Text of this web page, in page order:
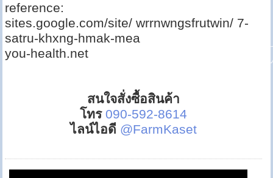
reference:
sites.google.com/site/ wrrnwngsfrutwin/ 7-
satru-khxng-hmak-mea
you-health.net
สนใจสั่งซื้อสินค้า
โทร 090-592-8614
ไลน์ไอดี @FarmKaset